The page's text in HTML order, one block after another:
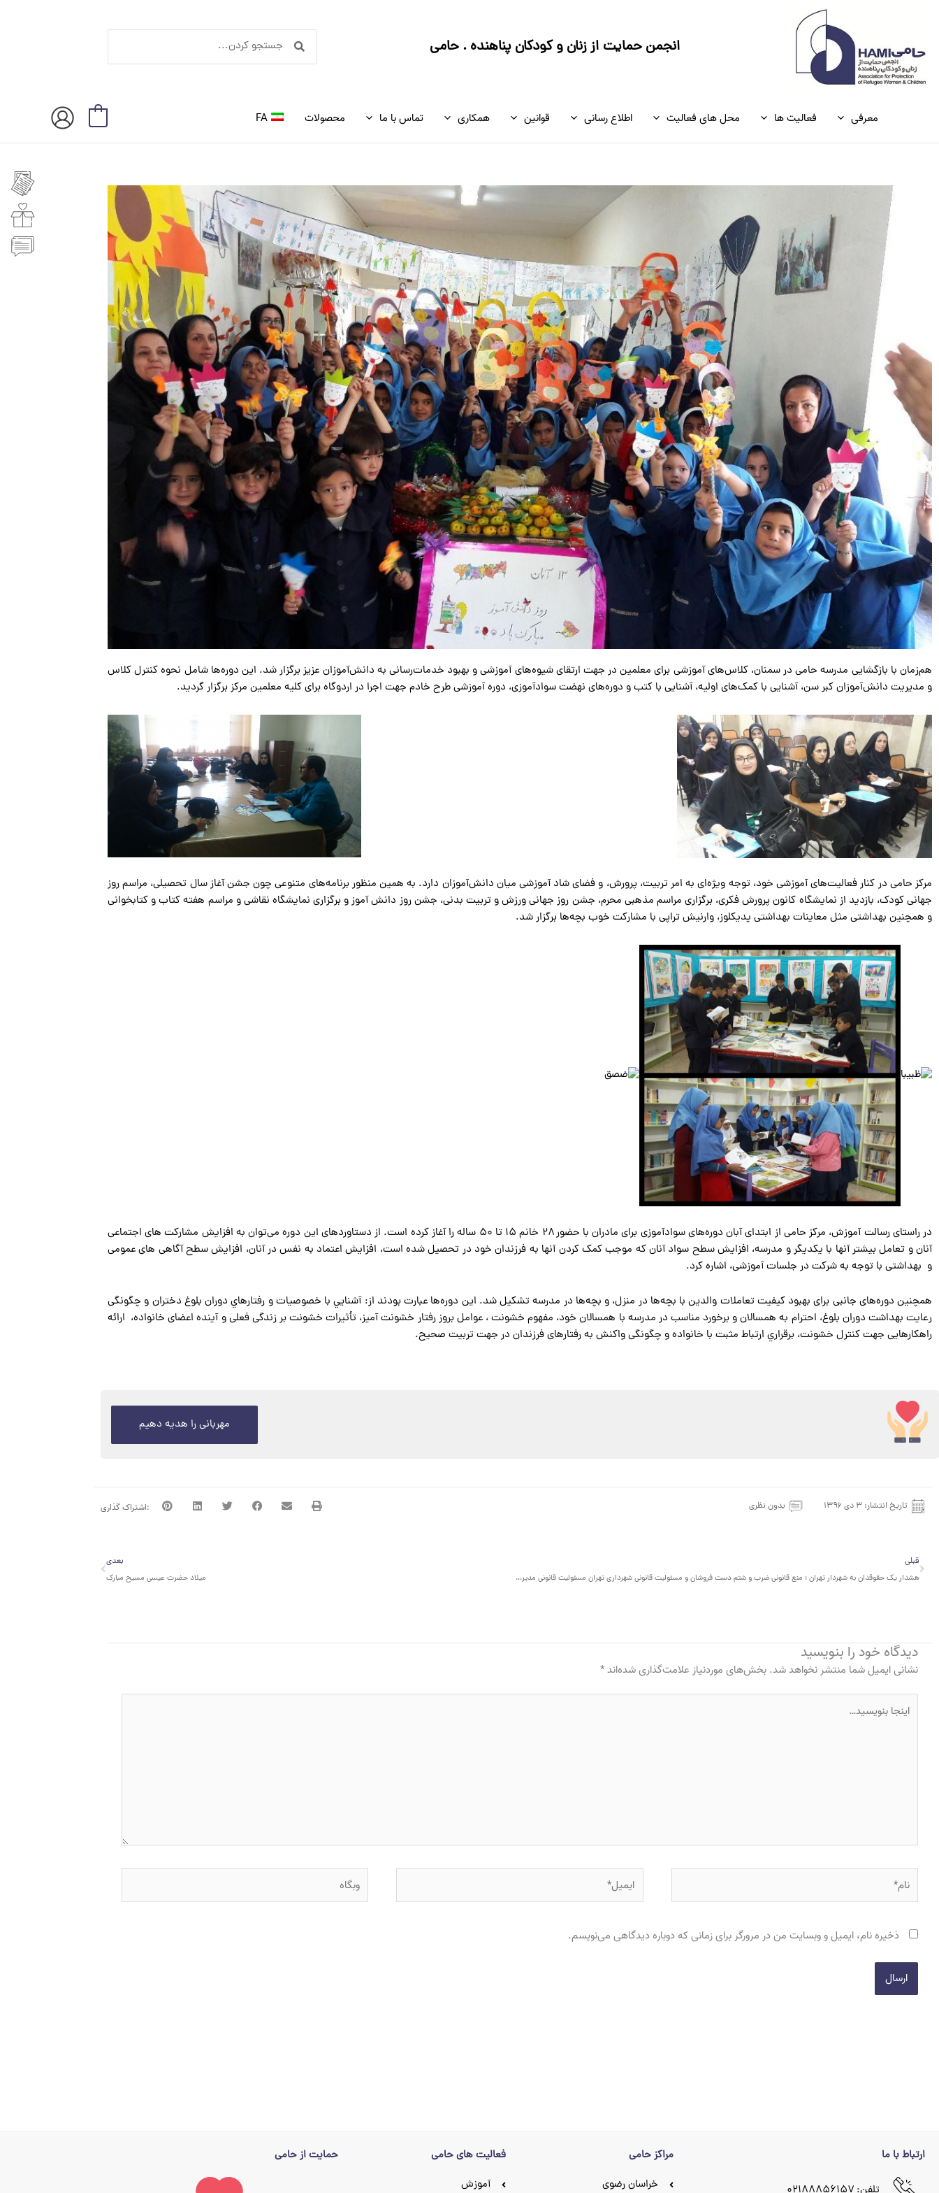
انجمن حمایت از زنان و کودکان پناهنده . حامی
جستجو
کردنکردن
معرفی فعالیت ها محل های فعالیت اطلاع رسانی قوانین همکاری تماس با ما محصولات FA
هم‌زمان با بازگشایی مدرسه حامی در سمنان، کلاس‌های آموزشی برای معلمین در جهت ارتقای شیوه‌های آموزشی و بهبود خدمات‌رسانی به دانش‌آموزان عزیز برگزار شد. این دوره‌ها شامل نحوه کنترل کلاس
و مدیریت دانش‌آموزان کبر سن، آشنایی با کمک‌های اولیه، آشنایی با کتب و دوره‌های نهضت سواد‌آموزی، دوره آموزشی طرح خادم جهت اجرا در اردوگاه برای کلیه معلمین مرکز برگزار گردید.
مرکز حامی در کنار فعالیت‌های آموزشی خود، توجه ویژه‌ای به امر تربیت، پرورش، و فضای شاد آموزشی میان دانش‌آموزان دارد. به همین منظور برنامه‌های متنوعی چون جشن آغاز سال تحصیلی، مراسم روز
جهانی کودک، بازدید از نمایشگاه کانون پرورش فکری، برگزاری مراسم مذهبی محرم، جشن روز جهانی ورزش و تربیت بدنی، جشن روز دانش آموز و برگزاری نمایشگاه نقاشی و مراسم هفته کتاب و کتابخوانی
و همچنین بهداشتی مثل معاینات بهداشتی پدیکلوز، وارنیش تراپی با مشارکت خوب بچه‌ها برگزار شد.
در راستای رسالت آموزش، مرکز حامی از ابتدای آبان دوره‌های سوادآموزی برای مادران با حضور ۲۸ خانم ۱۵ تا ۵۰ ساله را آغاز کرده است. از دستاوردهای این دوره می‌توان به افزایش مشارکت های اجتماعی
آنان و تعامل بیشتر آنها با یکدیگر و مدرسه، افزایش سطح سواد آنان که موجب کمک کردن آنها به فرزندان خود در تحصیل شده است، افزایش اعتماد به نفس در آنان، افزایش سطح آگاهی های عمومی
و بهداشتی با توجه به شرکت در جلسات آموزشی، اشاره کرد.
همچنین دوره‌های جانبی برای بهبود کیفیت تعاملات والدین با بچه‌ها در منزل، و بچه‌ها در مدرسه تشکیل شد. این دوره‌ها عبارت بودند از: آشنايي با خصوصيات و رفتارهاي دوران بلوغ دختران و چگونگی
رعايت بهداشت دوران بلوغ، احترام به همسالان و برخورد مناسب در مدرسه با همسالان خود، مفهوم خشونت ، عوامل بروز رفتار خشونت آمیز، تأثیرات خشونت بر زندگی فعلی و آینده اعضای خانواده، ارائه
راهکارهایی جهت کنترل خشونت، برقراري ارتباط مثبت با خانواده و چگونگی واکنش به رفتارهای فرزندان در جهت تربیت صحیح.
مهربانی را هدیه دهیم
تاریخ انتشار: ۳ دی ۱۳۹۶ بدون نظری
قبلی
قبلی
هشدار یک حقوقدان به شهردار تهران : منع قانونی ضرب و شتم دست فروشان و مسئولیت قانونی شهرداری تهران مسئولیت قانونی مدیریت شهری تهران در ضرب و شتم دست فروشان
بعدی
میلاد حضرت عیسی مسیح مبارک
دیدگاه‌ خود را بنویسید
نشانی ایمیل شما منتشر نخواهد شد. بخش‌های موردنیاز علامت‌گذاری شده‌اند*
بنویسید…
وبگاه
ذخیره نام، ایمیل و وبسایت من در مرورگر برای زمانی که دوباره دیدگاهی می‌نویسم.
ارتباط با ما
مراکز حامی
خراسان رضوی
فعالیت های حامی
آموزش
حمایت از حامی